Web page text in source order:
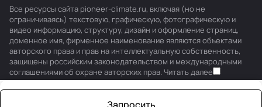
Все ресурсы сайта pioneer-climate.ru, включая (но не
ограничиваясь) текстовую, графическую, фотографическую и
видео информацию, структуру, дизайн и оформление страниц,
доменное имя, фирменное наименование являются объектами
авторского права и прав на интеллектуальную собственность,
защищены российским законодательством и международными
соглашениями об охране авторских прав. Читать далее